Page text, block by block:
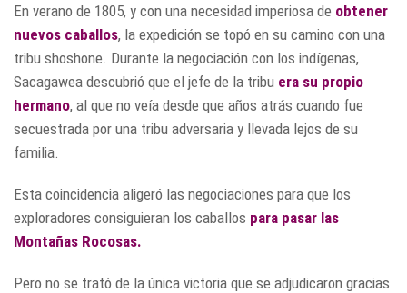
En verano de 1805, y con una necesidad imperiosa de obtener
nuevos caballos, la expedición se topó en su camino con una
tribu shoshone. Durante la negociación con los indígenas,
Sacagawea descubrió que el jefe de la tribu era su propio
hermano, al que no veía desde que años atrás cuando fue
secuestrada por una tribu adversaria y llevada lejos de su
familia.
Esta coincidencia aligeró las negociaciones para que los
exploradores consiguieran los caballos para pasar las
Montañas Rocosas.
Pero no se trató de la única victoria que se adjudicaron gracias